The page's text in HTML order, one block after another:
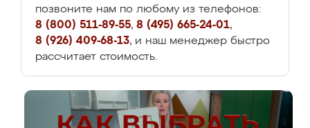
позвоните нам по любому из телефонов:
8 (800) 511-89-55, 8 (495) 665-24-01,
8 (926) 409-68-13, и наш менеджер быстро
рассчитает стоимость.